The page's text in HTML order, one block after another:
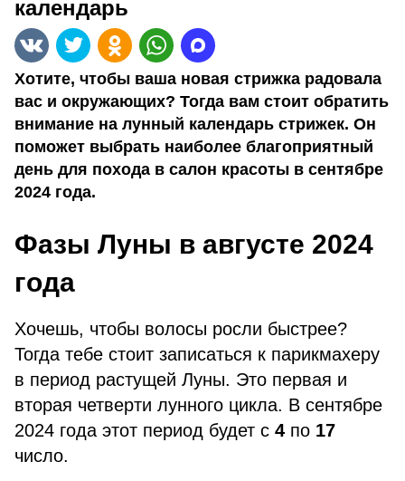
календарь
Хотите, чтобы ваша новая стрижка радовала
вас и окружающих? Тогда вам стоит обратить
внимание на лунный календарь стрижек. Он
поможет выбрать наиболее благоприятный
день для похода в салон красоты в сентябре
2024 года.
Фазы Луны в августе 2024
года
Хочешь, чтобы волосы росли быстрее?
Тогда тебе стоит записаться к парикмахеру
в период растущей Луны. Это первая и
вторая четверти лунного цикла. В сентябре
2024 года этот период будет с 4 по 17
число.